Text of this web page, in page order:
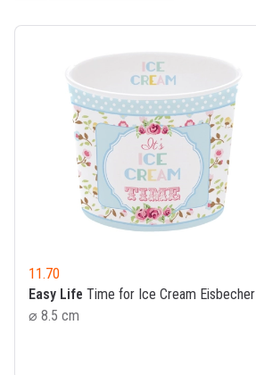
11.70
Easy Life Time for Ice Cream Eisbecher
⌀ 8.5 cm